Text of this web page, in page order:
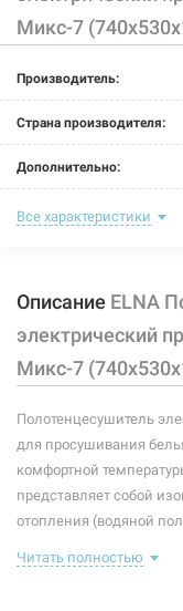
Микс-7
Производитель:
Страна производителя:
Дополнительно:
Цвет:
Глубина:
Высота:
Мощность:
Тип крепления:
Тип подключения:
Материал корпуса:
Все характеристики
Описание ELNA
электрический
Микс-7
Полотенцесушитель
для просушивания
комфортной
представляет собой
отопления (водяной
правильно
Читать полностью